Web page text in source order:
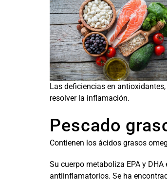
Las deficiencias en
resolver la inflamación.
Pescado
Contienen los ácidos grasos
Su cuerpo metaboliza EPA y
antiinflamatorios. Se ha